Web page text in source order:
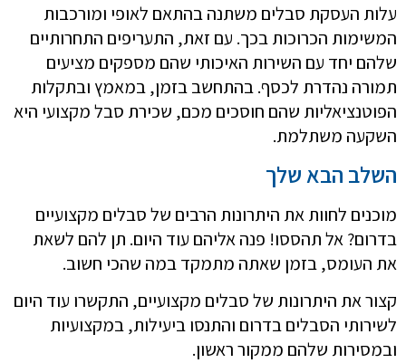
עלות העסקת סבלים משתנה בהתאם לאופי ומורכבות
המשימות הכרוכות בכך. עם זאת, התעריפים התחרותיים
שלהם יחד עם השירות האיכותי שהם מספקים מציעים
תמורה נהדרת לכסף. בהתחשב בזמן, במאמץ ובתקלות
הפוטנציאליות שהם חוסכים מכם, שכירת סבל מקצועי היא
השקעה משתלמת.
השלב הבא שלך
מוכנים לחוות את היתרונות הרבים של סבלים מקצועיים
בדרום? אל תהססו! פנה אליהם עוד היום. תן להם לשאת
את העומס, בזמן שאתה מתמקד במה שהכי חשוב.
קצור את היתרונות של סבלים מקצועיים, התקשרו עוד היום
לשירותי הסבלים בדרום והתנסו ביעילות, במקצועיות
ובמסירות שלהם ממקור ראשון.